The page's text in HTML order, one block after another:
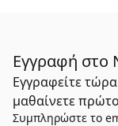
Εγγραφή στο
Εγγραφείτε
μαθαίνετε
Συμπληρώστε το